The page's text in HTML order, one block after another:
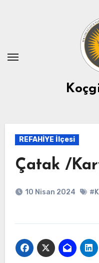
REFAHİYE İlçesi
Çatak /
10 Nisan 2024